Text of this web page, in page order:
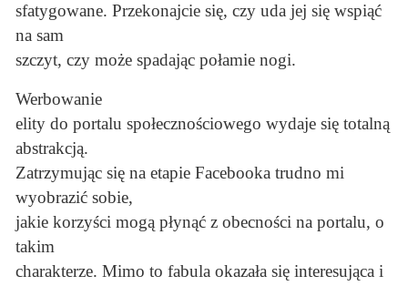
sfatygowane. Przekonajcie się, czy uda jej się wspiąć
na sam
szczyt, czy może spadając połamie nogi.
Werbowanie
elity do portalu społecznościowego wydaje się totalną
abstrakcją.
Zatrzymując się na etapie Facebooka trudno mi
wyobrazić sobie,
jakie korzyści mogą płynąć z obecności na portalu, o
takim
charakterze. Mimo to fabula okazała się interesująca i